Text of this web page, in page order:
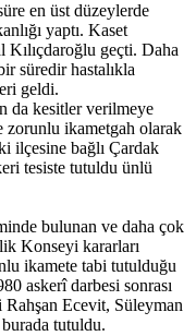
en üst düzeylerde
yaptı. Kaset
Kılıçdaroğlu geçti. Daha
süredir hastalıkla
geldi.
da kesitler verilmeye
zorunlu ikametgah olarak
ilçesine bağlı Çardak
tesiste tutuldu ünlü
bulunan ve daha çok
Konseyi kararları
ikamete tabi tutulduğu
askerî darbesi sonrası
Ecevit, Süleyman
tutuldu.